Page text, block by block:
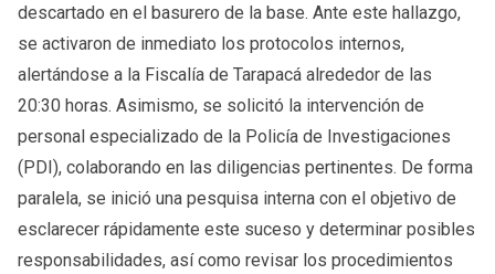
descartado en el basurero de la base. Ante este hallazgo,
se activaron de inmediato los protocolos internos,
alertándose a la Fiscalía de Tarapacá alrededor de las
20:30 horas. Asimismo, se solicitó la intervención de
personal especializado de la Policía de Investigaciones
(PDI), colaborando en las diligencias pertinentes. De forma
paralela, se inició una pesquisa interna con el objetivo de
esclarecer rápidamente este suceso y determinar posibles
responsabilidades, así como revisar los procedimientos